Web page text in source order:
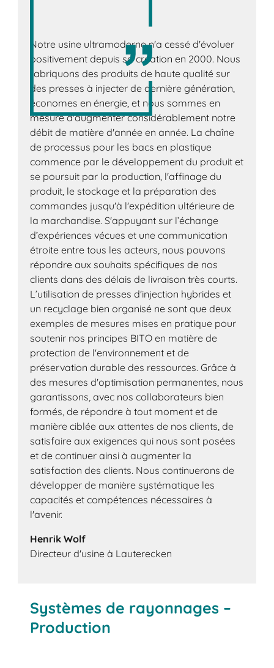
Notre usine ultramoderne n'a cessé d'évoluer
positivement depuis sa création en 2000. Nous
fabriquons des produits de haute qualité sur
des presses à injecter de dernière génération,
économes en énergie, et nous sommes en
mesure d'augmenter considérablement notre
débit de matière d'année en année. La chaîne
de processus pour les bacs en plastique
commence par le développement du produit et
se poursuit par la production, l'affinage du
produit, le stockage et la préparation des
commandes jusqu'à l'expédition ultérieure de
la marchandise. S'appuyant sur l’échange
d’expériences vécues et une communication
étroite entre tous les acteurs, nous pouvons
répondre aux souhaits spécifiques de nos
clients dans des délais de livraison très courts.
L’utilisation de presses d'injection hybrides et
un recyclage bien organisé ne sont que deux
exemples de mesures mises en pratique pour
soutenir nos principes BITO en matière de
protection de l'environnement et de
préservation durable des ressources. Grâce à
des mesures d'optimisation permanentes, nous
garantissons, avec nos collaborateurs bien
formés, de répondre à tout moment et de
manière ciblée aux attentes de nos clients, de
satisfaire aux exigences qui nous sont posées
et de continuer ainsi à augmenter la
satisfaction des clients. Nous continuerons de
développer de manière systématique les
capacités et compétences nécessaires à
l'avenir.
Henrik Wolf
Directeur d'usine à Lauterecken
Systèmes de rayonnages –
Production